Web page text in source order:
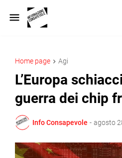
Home page Agi
L’Europa
guerra dei chip
Info Consapevole - agosto